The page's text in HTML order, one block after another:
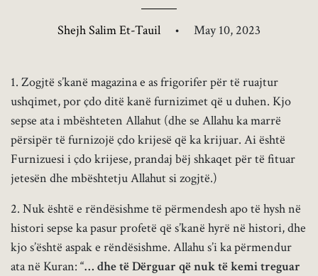
Shejh Salim Et-Tauil • May 10, 2023
1. Zogjtë s’kanë magazina e as frigorifer për të ruajtur
ushqimet, por çdo ditë kanë furnizimet që u duhen. Kjo
sepse ata i mbështeten Allahut (dhe se Allahu ka marrë
përsipër të furnizojë çdo krijesë që ka krijuar. Ai është
Furnizuesi i çdo krijese, prandaj bëj shkaqet për të fituar
jetesën dhe mbështetju Allahut si zogjtë.)
2. Nuk është e rëndësishme të përmendesh apo të hysh në
histori sepse ka pasur profetë që s’kanë hyrë në histori, dhe
kjo s’është aspak e rëndësishme. Allahu s’i ka përmendur
ata në Kuran: “… dhe të Dërguar që nuk të kemi treguar